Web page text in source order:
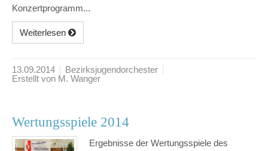
Konzertprogramm...
Weiterlesen
13.09.2014
Bezirksjugendorchester
Erstellt von M. Wanger
Wertungsspiele 2014
Ergebnisse der Wertungsspiele des